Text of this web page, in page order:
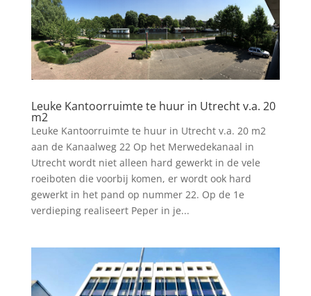
Leuke Kantoorruimte te huur in Utrecht v.a. 20
m2
Leuke Kantoorruimte te huur in Utrecht v.a. 20 m2
aan de Kanaalweg 22 Op het Merwedekanaal in
Utrecht wordt niet alleen hard gewerkt in de vele
roeiboten die voorbij komen, er wordt ook hard
gewerkt in het pand op nummer 22. Op de 1e
verdieping realiseert Peper in je...